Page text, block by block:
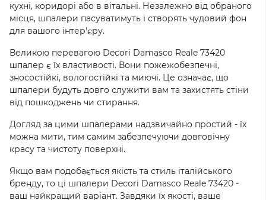
кухні, коридорі або в вітальні. Незалежно від обраного
місця, шпалери пасуватимуть і створять чудовий фон
для вашого інтер'єру.
Великою перевагою Decori Damasco Reale 73420
шпалер є їх властивості. Вони пожежобезпечні,
зносостійкі, вологостійкі та миючі. Це означає, що
шпалери будуть довго служити вам та захистять стіни
від пошкоджень чи стирання.
Догляд за цими шпалерами надзвичайно простий - їх
можна мити, тим самим забезпечуючи довговічну
красу та чистоту поверхні.
Якщо вам подобається якість та стиль італійського
бренду, то ці шпалери Decori Damasco Reale 73420 -
ваш найкращий варіант. Завдяки їх якості, ваше